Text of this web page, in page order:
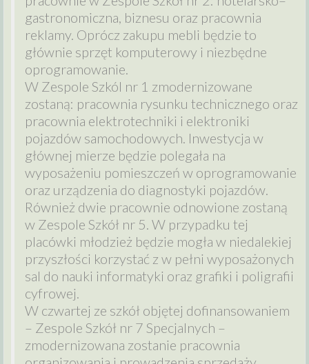
gastronomiczna, biznesu oraz pracownia
reklamy. Oprócz zakupu mebli będzie to
głównie sprzęt komputerowy i niezbędne
oprogramowanie.
W Zespole Szkól nr 1 zmodernizowane
zostaną: pracownia rysunku technicznego oraz
pracownia elektrotechniki i elektroniki
pojazdów samochodowych. Inwestycja w
głównej mierze będzie polegała na
wyposażeniu pomieszczeń w oprogramowanie
oraz urządzenia do diagnostyki pojazdów.
Również dwie pracownie odnowione zostaną
w Zespole Szkół nr 5. W przypadku tej
placówki młodzież będzie mogła w niedalekiej
przyszłości korzystać z w pełni wyposażonych
sal do nauki informatyki oraz grafiki i poligrafii
cyfrowej.
W czwartej ze szkół objętej dofinansowaniem
– Zespole Szkół nr 7 Specjalnych –
zmodernizowana zostanie pracownia